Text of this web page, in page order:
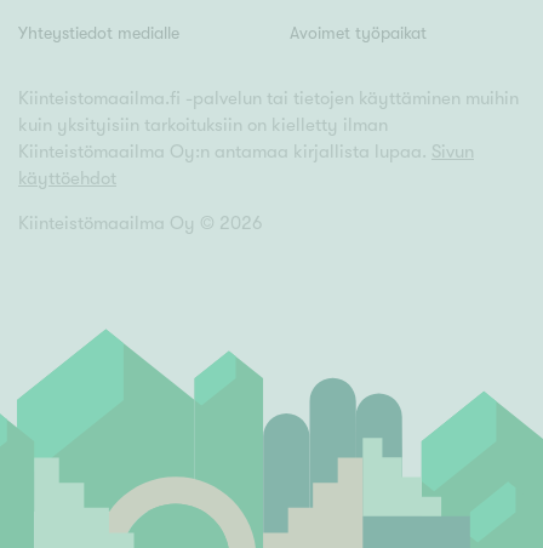
Yhteystiedot medialle Avoimet työpaikat
Kiinteistomaailma.fi -palvelun tai tietojen käyttäminen muihin
kuin yksityisiin tarkoituksiin on kielletty ilman
Kiinteistömaailma Oy:n antamaa kirjallista lupaa. Sivun
käyttöehdot
Kiinteistömaailma Oy © 2026